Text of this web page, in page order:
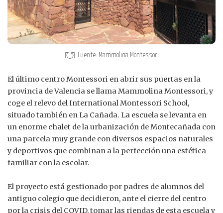
Fuente: Mammolina Montessori
El último centro Montessori en abrir sus puertas en la
provincia de Valencia se llama Mammolina Montessori, y
coge el relevo del International Montessori School,
situado también en La Cañada. La escuela se levanta en
un enorme chalet de la urbanización de Montecañada con
una parcela muy grande con diversos espacios naturales
y deportivos que combinan a la perfección una estética
familiar con la escolar.
El proyecto está gestionado por padres de alumnos del
antiguo colegio que decidieron, ante el cierre del centro
por la crisis del COVID, tomar las riendas de esta escuela y